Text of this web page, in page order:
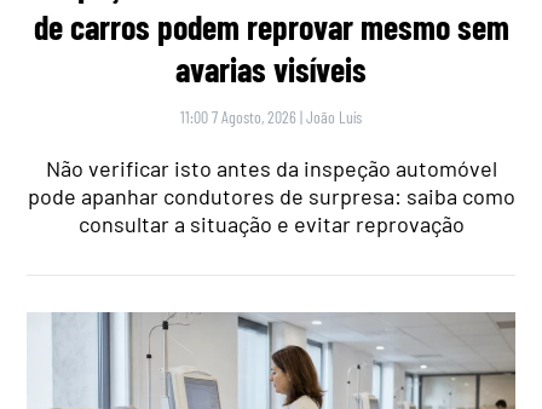
de carros podem reprovar mesmo sem
avarias visíveis
11:00 7 Agosto, 2026 |João Luís
Não verificar isto antes da inspeção automóvel
pode apanhar condutores de surpresa: saiba como
consultar a situação e evitar reprovação